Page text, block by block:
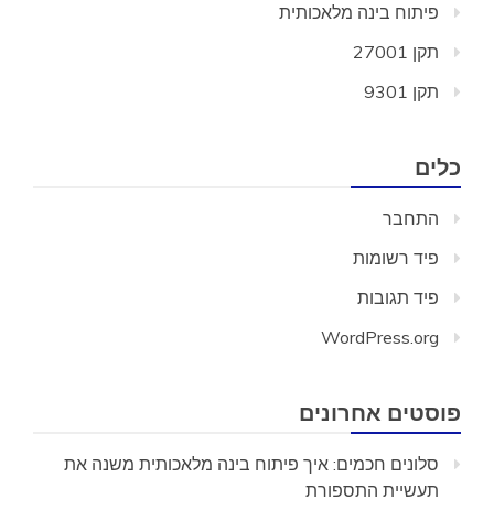
פיתוח בינה מלאכותית
תקן 27001
תקן 9301
כלים
התחבר
פיד רשומות
פיד תגובות
WordPress.org
פוסטים אחרונים
סלונים חכמים: איך פיתוח בינה מלאכותית משנה את
תעשיית התספורת